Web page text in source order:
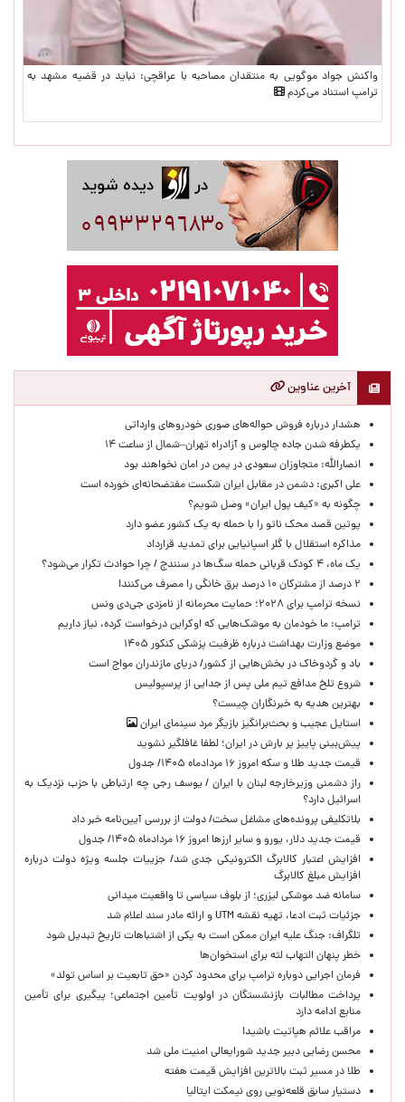
واکنش جواد موگویی به منتقدان مصاحبه با عراقچی: نباید در قضیه مشهد به
ترامپ استناد می‌کردم
آخرین عناوین
هشدار درباره فروش حواله‌های صوری خودروهای وارداتی
یکطرفه شدن جاده چالوس و آزادراه تهران–شمال از ساعت ۱۴
انصارالله: متجاوزان سعودی در یمن در امان نخواهند بود
علی اکبری: دشمن در مقابل ایران شکست مفتضحانه‌ای خورده است
چگونه به «کیف پول ایران» وصل شویم؟
پوتین قصد محک ناتو را با حمله به یک کشور عضو دارد
مذاکره استقلال با گلر اسپانیایی برای تمدید قرارداد
یک ماه، ۴ کودک قربانی حمله سگ‌ها در سنندج / چرا حوادث تکرار می‌شود؟
۲ درصد از مشترکان ۱۰ درصد برق خانگی را مصرف می‌کنند!
نسخه ترامپ برای ۲۰۲۸؛ حمایت محرمانه از نامزدی جی‌دی ونس
ترامپ: ما خودمان به موشک‌هایی که اوکراین درخواست کرده، نیاز داریم
موضع وزارت بهداشت درباره ظرفیت پزشکی کنکور ۱۴۰۵
باد و گردوخاک در بخش‌هایی از کشور/ دریای مازندران مواج است
شروع تلخ مدافع تیم ملی پس از جدایی از پرسپولیس
بهترین هدیه به خبرنگاران چیست؟
استایل عجیب و بحث‌برانگیز بازیگر مرد سینمای ایران
پیش‌بینی پاییز پر بارش در ایران؛ لطفا غافلگیر نشوید
قیمت جدید طلا و سکه امروز ۱۶ مردادماه ۱۴۰۵/ جدول
راز دشمنی وزیرخارجه لبنان با ایران / یوسف رجی چه ارتباطی با حزب نزدیک به
اسرائیل دارد؟
بلاتکلیفی پرونده‌های مشاغل سخت/ دولت از بررسی آیین‌نامه خبر داد
قیمت جدید دلار، یورو و سایر ارزها امروز ۱۶ مردادماه ۱۴۰۵/ جدول
افزایش اعتبار کالابرگ الکترونیکی جدی شد/ جزییات جلسه ویژه دولت درباره
افزایش مبلغ کالابرگ
سامانه ضد موشکی لیزری؛ از بلوف سیاسی تا واقعیت میدانی
جزئیات ثبت ادعا، تهیه نقشه UTM و ارائه مادر سند اعلام شد
تلگراف: جنگ علیه ایران ممکن است به یکی از اشتباهات تاریخ تبدیل شود
خطر پنهان التهاب لثه برای استخوان‌ها
فرمان اجرایی دوباره ترامپ برای محدود کردن «حق تابعیت بر اساس تولد»
پرداخت مطالبات بازنشستگان در اولویت تأمین اجتماعی؛ پیگیری برای تأمین
منابع ادامه دارد
مراقب علائم هپاتیت باشید!
محسن رضایی دبیر جدید شورایعالی امنیت ملی شد
طلا در مسیر ثبت بالاترین افزایش قیمت هفته
دستیار سابق قلعه‌نویی روی نیمکت ایتالیا